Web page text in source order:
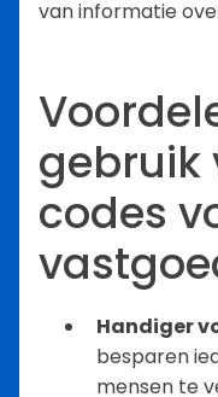
van informatie
gebruik
codes
Handiger
besparen
mensen te